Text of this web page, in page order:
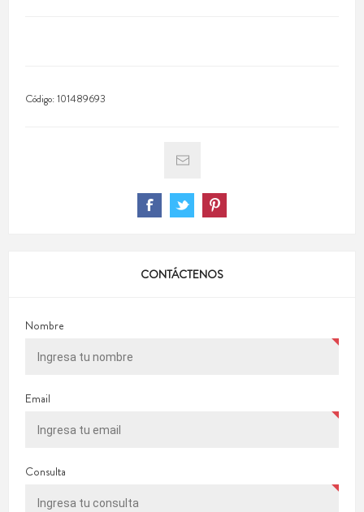
Código:101489693
CONTÁCTENOS
Nombre
Email
Consulta